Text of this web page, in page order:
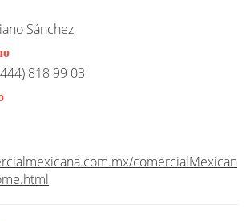
Sánchez
818 99 03
comercialMexican